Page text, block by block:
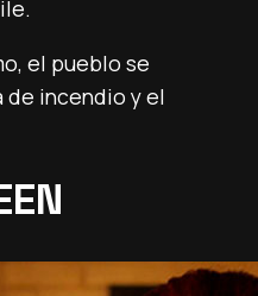
el pueblo se
de incendio y el